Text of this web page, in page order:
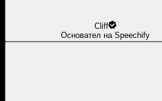
Cliff
Основател на Speechify